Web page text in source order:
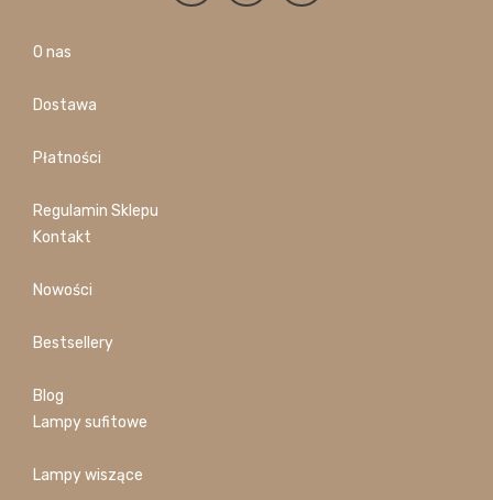
O nas
Dostawa
Płatności
Regulamin Sklepu
Kontakt
Nowości
Bestsellery
Blog
Lampy sufitowe
Lampy wiszące